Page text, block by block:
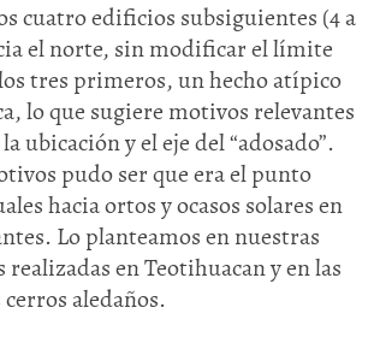
cuatro edificios subsiguientes (4 a
el norte, sin modificar el límite
tres primeros, un hecho atípico
lo que sugiere motivos relevantes
ubicación y el eje del “adosado”.
pudo ser que era el punto
hacia ortos y ocasos solares en
Lo planteamos en nuestras
en Teotihuacan y en las
aledaños.